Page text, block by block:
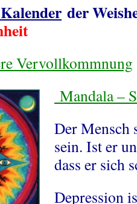
der
Vervollkommnung
Mandala –
Der Mensch
sein. Ist er
dass er sich
Depression